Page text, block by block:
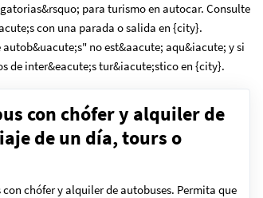
para turismo en autocar. Consulte
con una parada o salida en {city}.
no est&aacute; aqu&iacute; y si
de inter&eacute;s tur&iacute;stico en {city}.
con chófer y alquiler de
de un día, tours o
chófer y alquiler de autobuses. Permita que